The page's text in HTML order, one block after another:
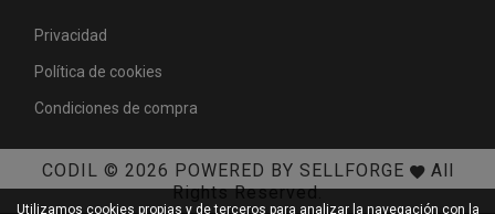
Privacidad
Política de cookies
Condiciones de compra
CODIL © 2026 POWERED BY SELLFORGE
All
Rights Reserved.
Utilizamos cookies propias y de terceros para analizar la navegación con la